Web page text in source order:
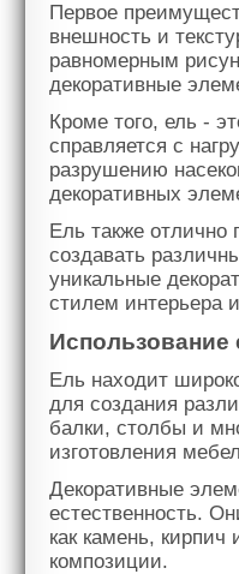
Первое
внешность и
равномерным
декоративные
Кроме того, ель -
справляется с
разрушению
декоративных
Ель также отлично
создавать
уникальные
стилем интерьера
Ель находит
для создания
балки, столбы и
изготовления
Декоративные
естественность.
как камень, кирпич
композиции.